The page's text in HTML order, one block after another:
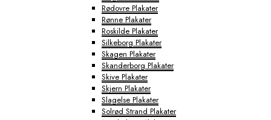
Rødovre Plakater
Rønne Plakater
Roskilde Plakater
Silkeborg Plakater
Skagen Plakater
Skanderborg Plakater
Skive Plakater
Skjern Plakater
Slagelse Plakater
Solrød Strand Plakater